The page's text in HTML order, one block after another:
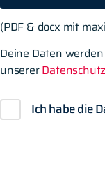
(PDF & docx mit
Deine Daten
unserer
Ich habe die